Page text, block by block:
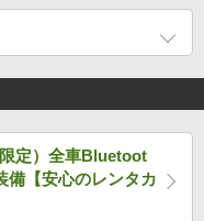
定）全車Bluetoot
備【安心のレンタカ